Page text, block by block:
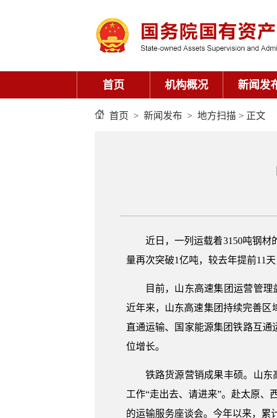
首页 机构概况 新闻发
首页 > 新闻发布 > 地方扫描 > 正文
近日，一列运载着3150吨钢
量再次突破1亿吨，较去年提前11
目前，山东高速集团运营管
近年来，山东高速集团持续完善区
直通运输、国家能源集团铁路互
位增长。
铁路货源营销成果丰硕。山
工作“走出去、请进来”。赴太原、
的运输服务座谈会。今年以来，累